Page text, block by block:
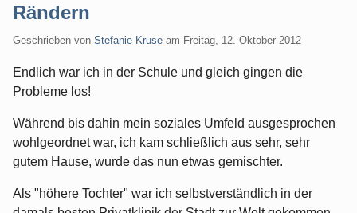
Rändern
Geschrieben von Stefanie Kruse am Freitag, 12. Oktober 2012
Endlich war ich in der Schule und gleich gingen die
Probleme los!
Während bis dahin mein soziales Umfeld ausgesprochen
wohlgeordnet war, ich kam schließlich aus sehr, sehr
gutem Hause, wurde das nun etwas gemischter.
Als "höhere Tochter" war ich selbstverständlich in der